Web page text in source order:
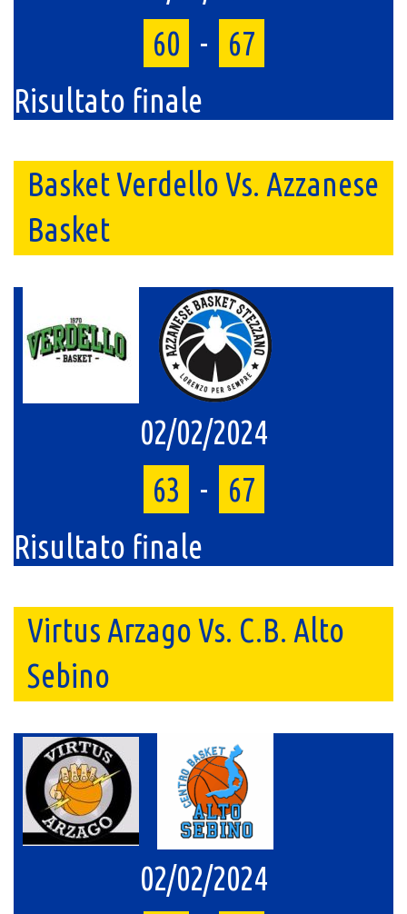
60 -
67
Risultato finale
Basket Verdello Vs. Azzanese
Basket
02/02/2024
63
-
67
Risultato finale
Virtus Arzago Vs. C.B. Alto
Sebino
02/02/2024